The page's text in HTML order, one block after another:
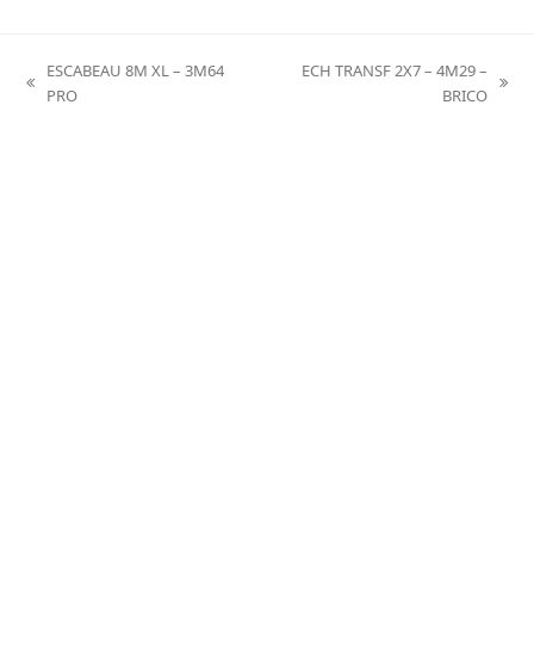
previous
ESCABEAU 8M XL – 3M64
PRO
ECH TRANSF 2X7 – 4M29 –
BRICO